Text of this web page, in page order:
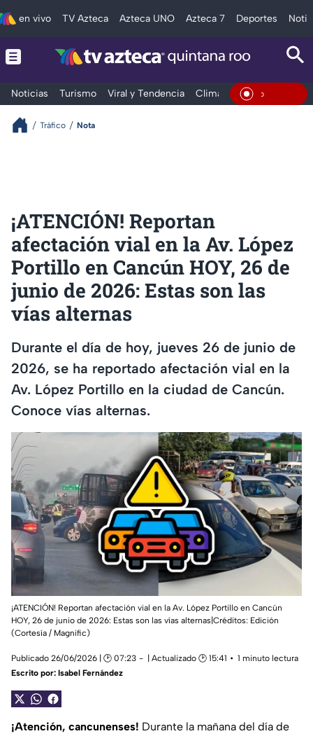
en vivo TV Azteca Azteca UNO Azteca 7 Deportes
Noticias Turismo Viral y Tendencia Clima Tráfico En Vivo
Tráfico Nota
¡ATENCIÓN! Reportan
afectación vial en la Av. López
Portillo en Cancún HOY, 26 de
junio de 2026: Estas son las
vías alternas
Durante el día de hoy, jueves 26 de junio de
2026, se ha reportado afectación vial en la
Av. López Portillo en la ciudad de Cancún.
Conoce vías alternas.
¡ATENCIÓN! Reportan afectación vial en la Av. López Portillo en Cancún
HOY, 26 de junio de 2026: Estas son las vías alternas|Créditos: Edición
(Cortesía / Magnific)
Publicado 26/06/2026 | 🕑 07:23 | Actualizado 🕑 15:41
1 minuto lectura
Escrito por: Isabel Fernández
¡Atención, cancunenses! Durante la mañana del día de